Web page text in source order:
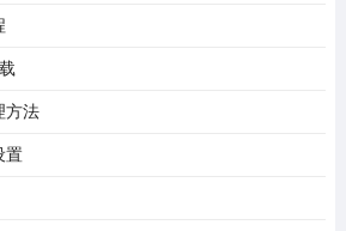
主界面，点击hide还可隐藏图标查
方法
置